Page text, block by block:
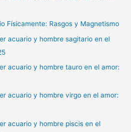
Físicamente: Rasgos y Magnetismo
acuario y hombre sagitario en el
acuario y hombre tauro en el amor:
acuario y hombre virgo en el amor:
acuario y hombre piscis en el